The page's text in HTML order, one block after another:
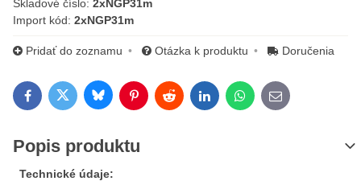
Skladové číslo: 2xNGP31m
Import kód: 2xNGP31m
Pridať do zoznamu Otázka k produktu Doručenia
FacebookTwitterBlueskyPinterestRedditLinkedInWhatsApp
E-mail
Popis produktu
Technické údaje: